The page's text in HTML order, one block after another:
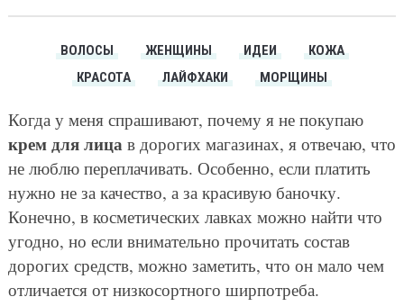
ВОЛОСЫ ЖЕНЩИНЫ ИДЕИ
КОЖА
КРАСОТА
ЛАЙФХАКИ МОРЩИНЫ
Когда у меня спрашивают, почему я не покупаю
крем для лицав дорогих магазинах, я отвечаю, что
не люблю переплачивать. Особенно, если платить
нужно не за качество, а за красивую баночку.
Конечно, в косметических лавках можно найти что
угодно, но если внимательно прочитать состав
дорогих средств, можно заметить, что он мало чем
отличается от низкосортного ширпотреба.